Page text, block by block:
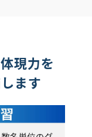
現力を
ます